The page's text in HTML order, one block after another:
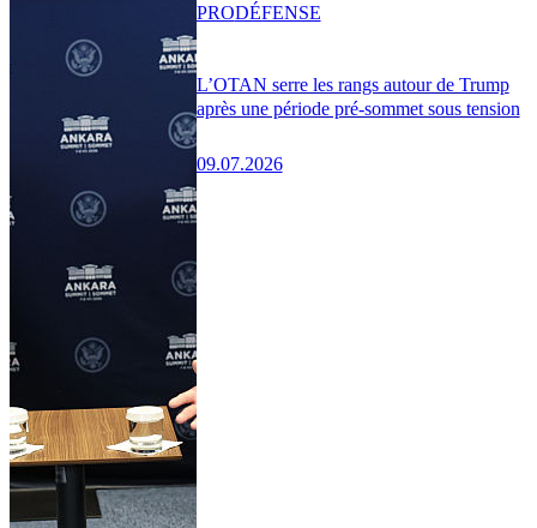
L’OTAN serre les rangs autour de Trump
après une période pré-sommet sous tension
09.07.2026
PRODÉFENSE